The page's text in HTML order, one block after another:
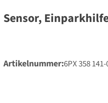
Sensor,
Artikelnummer 6PX 358